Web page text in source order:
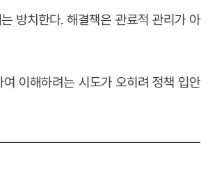
방치한다. 해결책은 관료적 관리가 아
이해하려는 시도가 오히려 정책 입안